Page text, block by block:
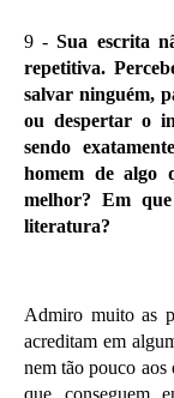
9 -Sua escrita
repetitiva.
salvar ninguém,
ou despertar o
sendo
homem de algo
melhor? Em
literatura?
Admiro muito as
acreditam em
nem tão pouco aos